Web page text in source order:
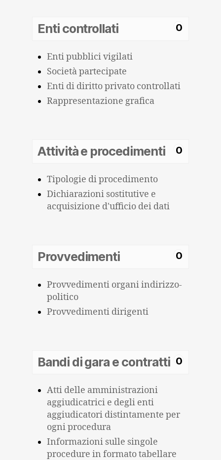
0
Enti controllati
Enti pubblici vigilati
Società partecipate
Enti di diritto privato controllati
Rappresentazione grafica
0
Attività e procedimenti
Tipologie di procedimento
Dichiarazioni sostitutive e
acquisizione d'ufficio dei dati
0
Provvedimenti
Provvedimenti organi indirizzo-
politico
Provvedimenti dirigenti
0
Bandi di gara e contratti
Atti delle amministrazioni
aggiudicatrici e degli enti
aggiudicatori distintamente per
ogni procedura
Informazioni sulle singole
procedure in formato tabellare